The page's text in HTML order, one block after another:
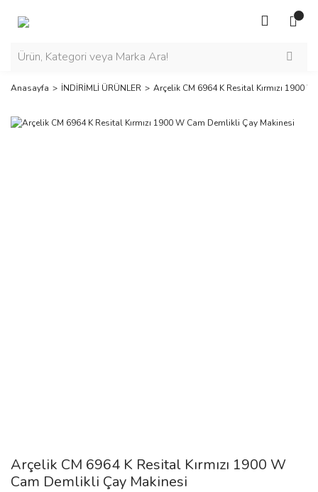
Anasayfa İNDİRİMLİ ÜRÜNLER Arçelik CM 6964 K Resital Kırmızı 1900
Arçelik CM 6964 K Resital Kırmızı 1900 W
Cam Demlikli Çay Makinesi